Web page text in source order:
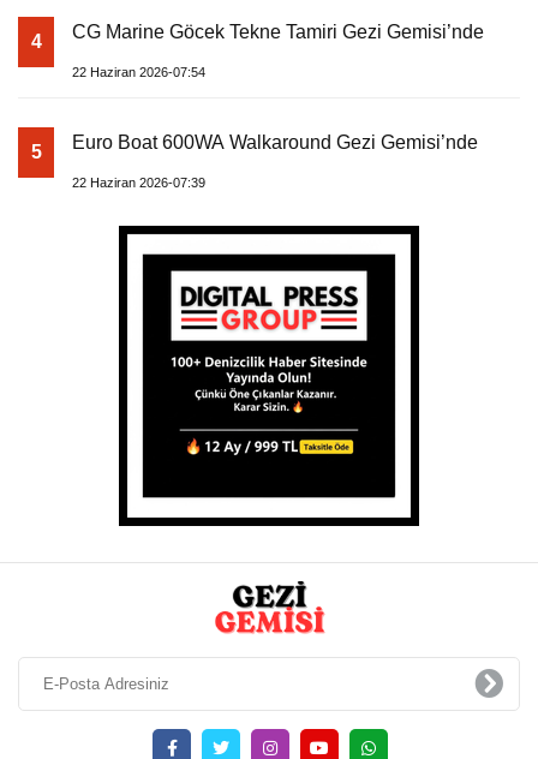
4 CG Marine Göcek Tekne Tamiri Gezi Gemisi’nde
22 Haziran 2026-07:54
5 Euro Boat 600WA Walkaround Gezi Gemisi’nde
22 Haziran 2026-07:39